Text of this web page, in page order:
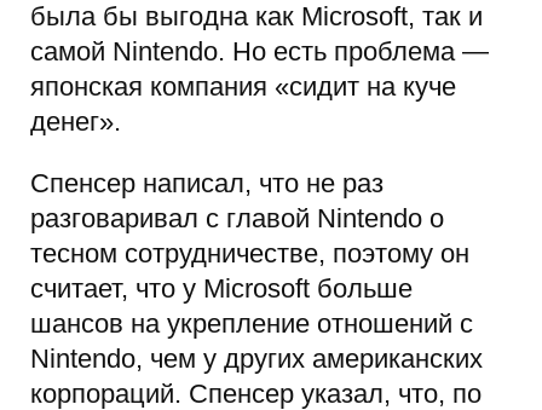
была бы выгодна как Microsoft, так и
самой Nintendo. Но есть проблема —
японская компания «сидит на куче
денег».
Спенсер написал, что не раз
разговаривал с главой Nintendo о
тесном сотрудничестве, поэтому он
считает, что у Microsoft больше
шансов на укрепление отношений с
Nintendo, чем у других американских
корпораций. Спенсер указал, что, по